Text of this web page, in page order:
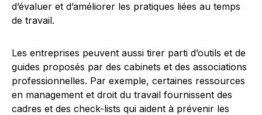
d’évaluer et d’améliorer les pratiques liées au temps
de travail.
Les entreprises peuvent aussi tirer parti d’outils et de
guides proposés par des cabinets et des associations
professionnelles. Par exemple, certaines ressources
en management et droit du travail fournissent des
cadres et des check-lists qui aident à prévenir les